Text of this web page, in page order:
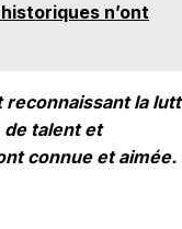
n’ont
reconnaissant la
de talent et
connue et aimée.